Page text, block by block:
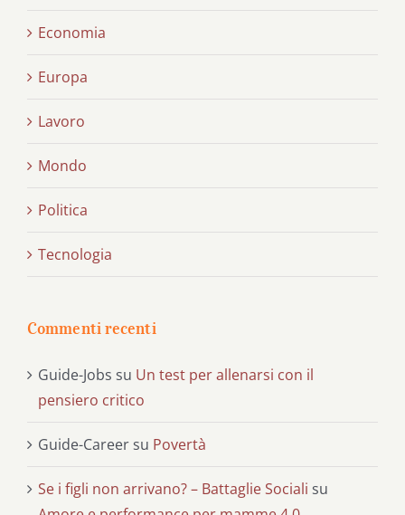
Economia
Europa
Lavoro
Mondo
Politica
Tecnologia
Commenti recenti
Guide-Jobs su Un test per allenarsi con il
pensiero critico
Guide-Career su Povertà
Se i figli non arrivano? – Battaglie Sociali su